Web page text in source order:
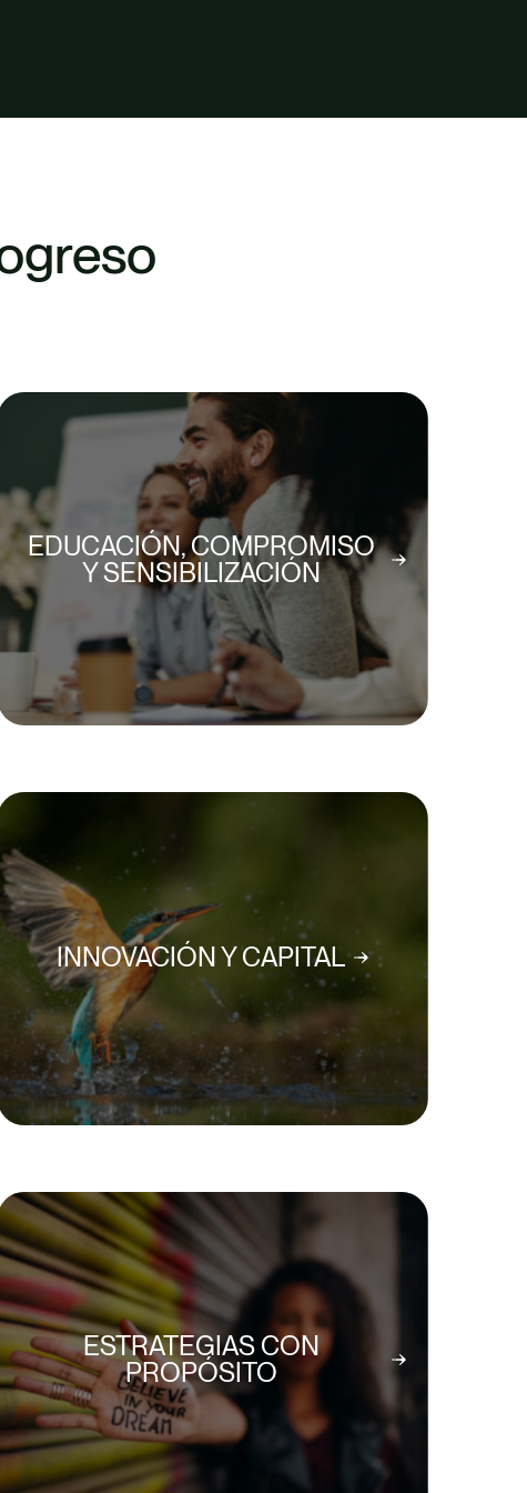
EDUCACIÓN, COMPROMISO
Y SENSIBILIZACIÓN
INNOVACIÓN Y CAPITAL
ESTRATEGIAS CON
PROPÓSITO